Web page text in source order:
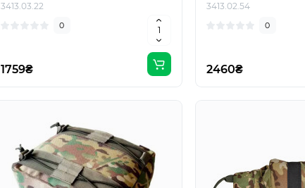
3413.03.22
0
1759₴
3413.02.54
0
2460₴